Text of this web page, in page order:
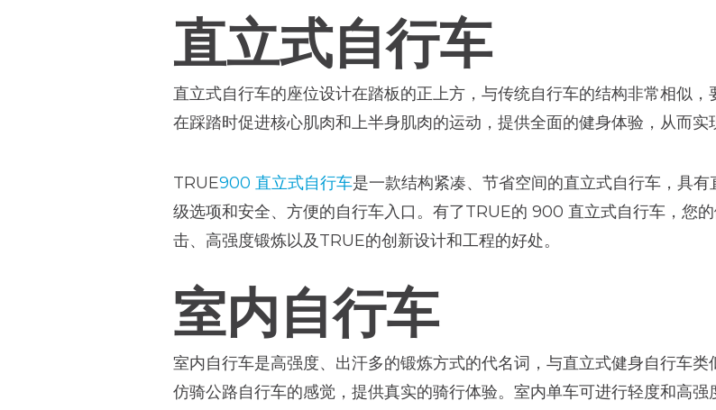
直立式自行车
直立式自行车的座位设计在踏板的正上方，与传统自行车的结构非常相似
在踩踏时促进核心肌肉和上半身肌肉的运动，提供全面的健身体验，从而实
TRUE900 直立式自行车是一款结构紧凑、节省空间的直立式自行车，具
级选项和安全、方便的自行车入口。有了TRUE的 900 直立式自行车，您
击、高强度锻炼以及TRUE的创新设计和工程的好处。
室内自行车
室内自行车是高强度、出汗多的锻炼方式的代名词，与直立式健身自行车
仿骑公路自行车的感觉，提供真实的骑行体验。室内单车可进行轻度和高